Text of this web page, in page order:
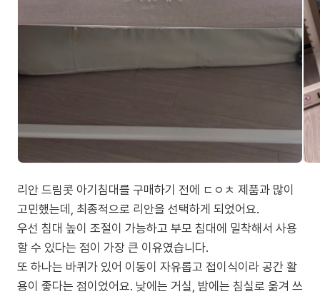
리안 드림콧 아기침대를 구매하기 전에 ㄷㅇㅊ 제품과 많이
고민했는데, 최종적으로 리안을 선택하게 되었어요.
우선 침대 높이 조절이 가능하고 부모 침대에 밀착해서 사용
할 수 있다는 점이 가장 큰 이유였습니다.
또 하나는 바퀴가 있어 이동이 자유롭고 접이식이라 공간 활
용이 좋다는 점이었어요. 낮에는 거실, 밤에는 침실로 옮겨 쓰